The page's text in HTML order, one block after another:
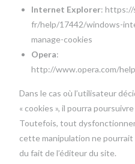
Internet Explorer: https://
fr/help/17442/windows-
manage-cookies
Opera:
http://www.opera.com/
Dans le cas où l’utilisateur
« cookies », il pourra
Toutefois, tout
cette manipulation ne
du fait de l’éditeur du site.